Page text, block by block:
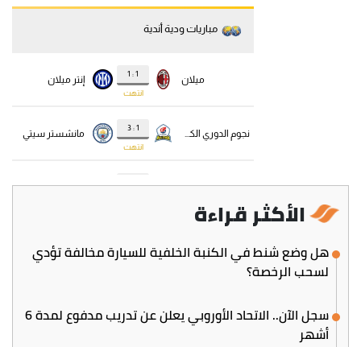
الأكثر قراءة
هل وضع شنط في الكنبة الخلفية للسيارة مخالفة تؤدي
لسحب الرخصة؟
سجل الآن.. الاتحاد الأوروبي يعلن عن تدريب مدفوع لمدة 6
أشهر